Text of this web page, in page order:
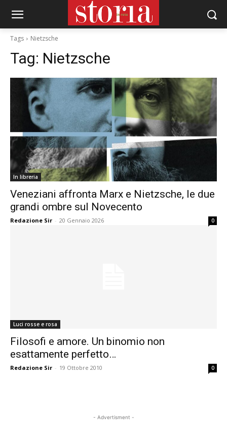
Tags Nietzsche
Tag: Nietzsche
In libreria
Veneziani affronta Marx e Nietzsche, le due
grandi ombre sul Novecento
Redazione Sir - 20 Gennaio 2026 0
Luci rosse e rosa
Filosofi e amore. Un binomio non
esattamente perfetto…
Redazione Sir - 19 Ottobre 2010 0
- Advertisment -